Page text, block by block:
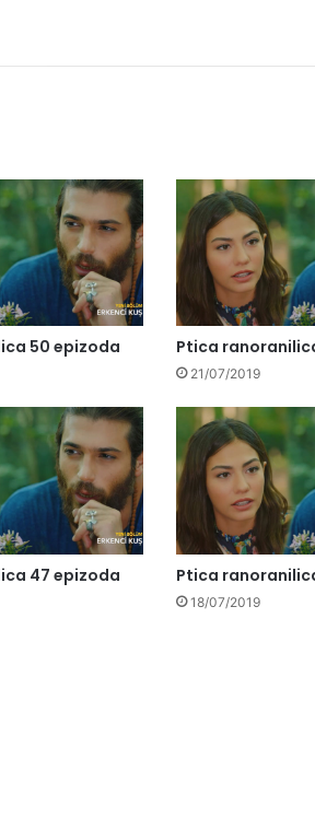
50 epizoda Ptica
21/07/2019
47 epizoda Ptica
18/07/2019